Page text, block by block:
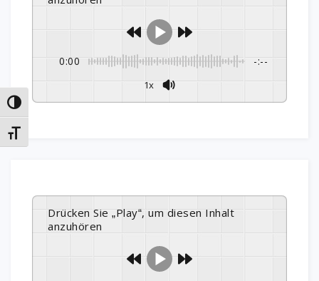
Umschalten auf hohe Kontraste
Schrift vergrößern
0:00 -:--
1x
Drücken Sie „Play“, um diesen Inhalt
anzuhören